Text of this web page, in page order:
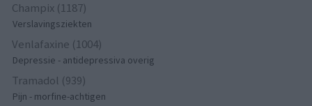
Champix (1187)
Verslavingsziekten
Venlafaxine (1004)
Depressie - antidepressiva overig
Tramadol (939)
Pijn - morfine-achtigen